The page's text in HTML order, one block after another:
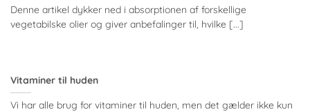
Denne artikel dykker ned i absorptionen af forskellige
vegetabilske olier og giver anbefalinger til, hvilke [...]
Vitaminer til huden
Vi har alle brug for vitaminer til huden, men det gælder ikke kun